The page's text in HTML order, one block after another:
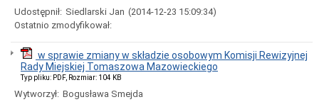
Rada
2010-
2014
Rada
Miejska
2006-
Udostępnił: Siedlarski Jan (2014-12-23 15:09:34)
Ostatnio zmodyfikował:
w sprawie zmiany w składzie osobowym Komisji Rewizyjnej
Rady Miejskiej Tomaszowa Mazowieckiego
Typ pliku: PDF, Rozmiar: 104 KB
Wytworzył: Bogusława Smejda